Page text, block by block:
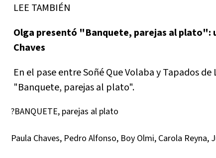
LEE TAMBIÉN
Olga presentó "Banquete, parejas al plato":
Chaves
En el pase entre Soñé Que Volaba y Tapados
"Banquete, parejas al plato".
?BANQUETE, parejas al plato
Paula Chaves, Pedro Alfonso, Boy Olmi, Carola